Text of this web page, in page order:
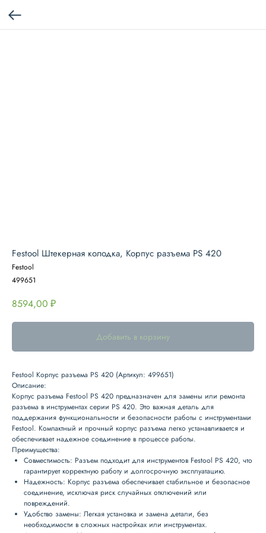
Festool Штекерная колодка, Корпус разъема PS 420
Festool
499651
8594,00 ₽
Добавить в корзину
Festool Корпус разъема PS 420 (Артикул: 499651)
Описание:
Корпус разъема Festool PS 420 предназначен для замены или ремонта
разъема в инструментах серии PS 420. Это важная деталь для
поддержания функциональности и безопасности работы с инструментами
Festool. Компактный и прочный корпус разъема легко устанавливается и
обеспечивает надежное соединение в процессе работы.
Преимущества:
Совместимость: Разъем подходит для инструментов Festool PS 420, что
гарантирует корректную работу и долгосрочную эксплуатацию.
Надежность: Корпус разъема обеспечивает стабильное и безопасное
соединение, исключая риск случайных отключений или
повреждений.
Удобство замены: Легкая установка и замена детали, без
необходимости в сложных настройках или инструментах.